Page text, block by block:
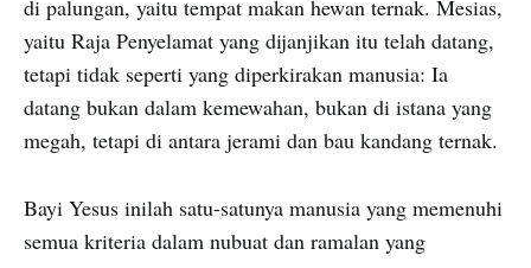
di palungan, yaitu tempat makan hewan ternak. Mesias,
yaitu Raja Penyelamat yang dijanjikan itu telah datang,
tetapi tidak seperti yang diperkirakan manusia: Ia
datang bukan dalam kemewahan, bukan di istana yang
megah, tetapi di antara jerami dan bau kandang ternak.
Bayi Yesus inilah satu-satunya manusia yang memenuhi
semua kriteria dalam nubuat dan ramalan yang